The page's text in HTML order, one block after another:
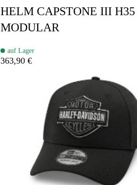
HELM CAPSTONE III H35
MODULAR
auf Lager
363,90 €